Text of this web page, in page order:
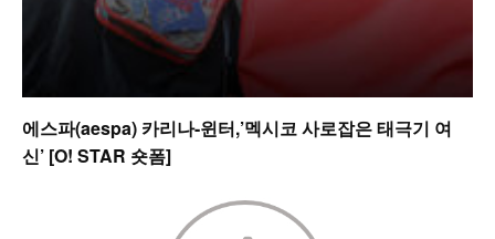
에스파(aespa) 카리나-윈터,’멕시코 사로잡은 태극기 여
신’ [O! STAR 숏폼]